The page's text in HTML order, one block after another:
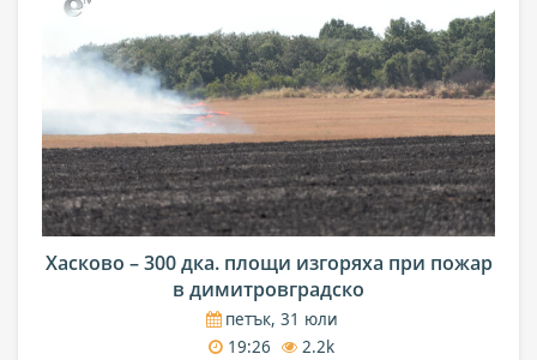
Хасково – 300 дка. площи изгоряха при пожар
в димитровградско
петък, 31 юли
19:26
2.2k